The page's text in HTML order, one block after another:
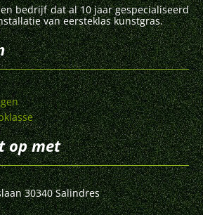
bedrijf dat al 10 jaar gespecialiseerd
van eersteklas kunstgras.
op met
30340 Salindres